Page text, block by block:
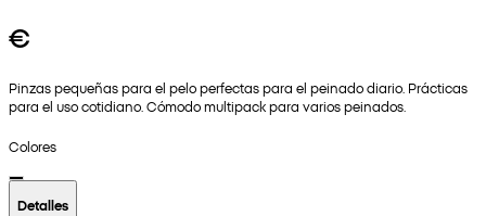
€
Pinzas pequeñas para el pelo perfectas para el peinado diario. Prácticas
para el uso cotidiano. Cómodo multipack para varios peinados.
Colores
Detalles